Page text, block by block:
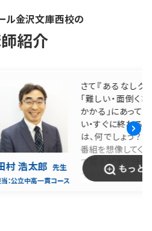
ル金沢文庫西校の
紹介
さて『あるなしクイズ』です！
「難しい・面倒くさい・時間が
かかる」にあって、「簡単・易し
い・すぐに終わる」にないもの
は、何でしょう？ＴＶのクイズ
番組を想像してください。簡単
で答えがすぐ分かる問題は、
つまらなくないですか。それよ
り、難しくて答えがなかなか分